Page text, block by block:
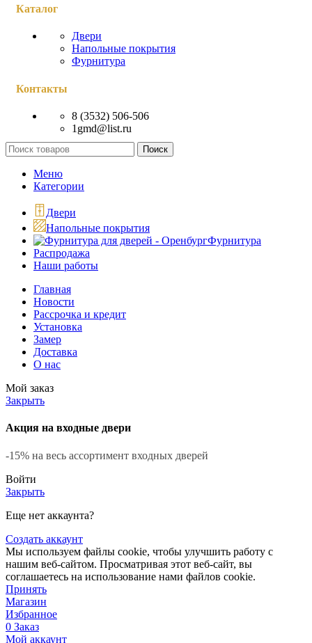
Каталог
Двери
Напольные покрытия
Фурнитура
Контакты
8 (3532) 506-506
1gmd@list.ru
Поиск
Меню
Категории
Двери
Напольные покрытия
Фурнитура
Распродажа
Наши работы
Главная
Новости
Рассрочка и кредит
Установка
Замер
Доставка
О нас
Мой заказ
Закрыть
Акция на входные двери
-15% на весь ассортимент входных дверей
Войти
Закрыть
Еще нет аккаунта?
Создать аккаунт
Мы используем файлы cookie, чтобы улучшить работу с
нашим веб-сайтом. Просматривая этот веб-сайт, вы
соглашаетесь на использование нами файлов cookie.
Принять
Магазин
Избранное
0 Заказ
Мой аккаунт